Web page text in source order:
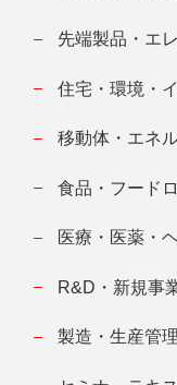
先端製品・エ
住宅・環境・
移動体・エネ
食品・フード
医療・医薬・
R&D・新規事
製造・生産管